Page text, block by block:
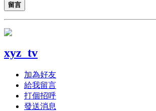
留言
xyz_tv
加為好友
給我留言
打個招呼
發送消息